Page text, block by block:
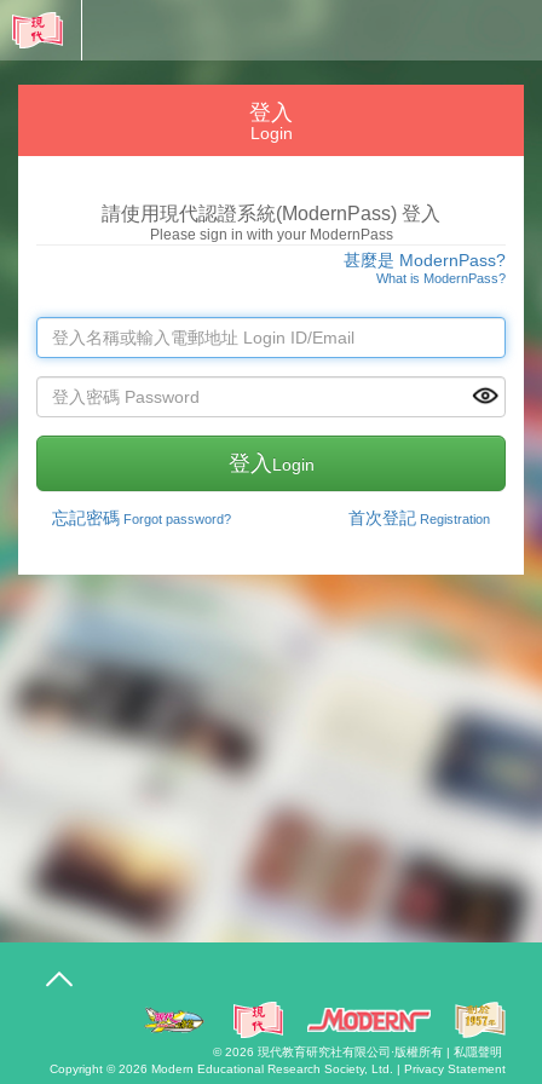
登入
Login
請使用現代認證系統(ModernPass) 登入
Please sign in with your ModernPass
甚麼是 ModernPass?
What is ModernPass?
登入 Login
忘記密碼 Forgot password? 首次登記 Registration
T
n
© 2026 現代教育研究社有限公司 ·版權所有 | 私隱聲明
Copyright © 2026 Modern Educational Research Society, Ltd. | Privacy Statement